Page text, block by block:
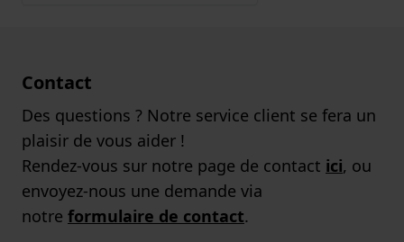
Contact
Des questions ? Notre service client se fera un
plaisir de vous aider !
Rendez-vous sur notre page de contact ici, ou
envoyez-nous une demande via
notre formulaire de contact.